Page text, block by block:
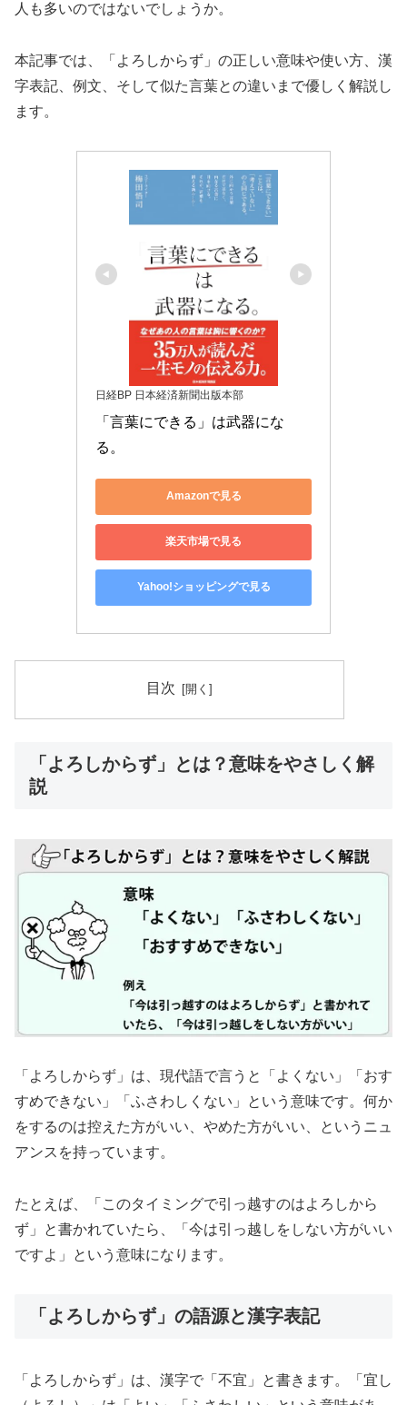
人も多いのではないでしょうか。
本記事では、「よろしからず」の正しい意味や使い方、漢
字表記、例文、そして似た言葉との違いまで優しく解説し
ます。
日経BP 日本経済新聞出版本部
「言葉にできる」は武器にな
る。
Amazonで見る
楽天市場で見る
Yahoo!ショッピングで見る
目次
「よろしからず」とは？意味をやさしく解
説
「よろしからず」は、現代語で言うと「よくない」「おす
すめできない」「ふさわしくない」という意味です。何か
をするのは控えた方がいい、やめた方がいい、というニュ
アンスを持っています。
たとえば、「このタイミングで引っ越すのはよろしから
ず」と書かれていたら、「今は引っ越しをしない方がいい
ですよ」という意味になります。
「よろしからず」の語源と漢字表記
「よろしからず」は、漢字で「不宜」と書きます。「宜し